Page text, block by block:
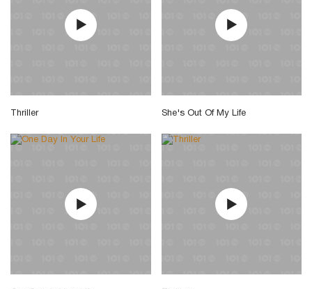
Thriller She's Out Of My Life